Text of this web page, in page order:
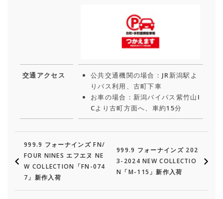
交通アクセス
公共交通機関の場合：JR新潟駅よ
りバス利用、古町下車
お車の場合：新潟バイパス紫竹山I
Cより古町方面へ、車約15分
999.9 フォーナインズ FN/
FOUR NINES エフエヌ NE
W COLLECTION「FN-074
7」新作入荷
999.9 フォーナインズ 202
3-2024 NEW COLLECTIO
N「M-115」新作入荷